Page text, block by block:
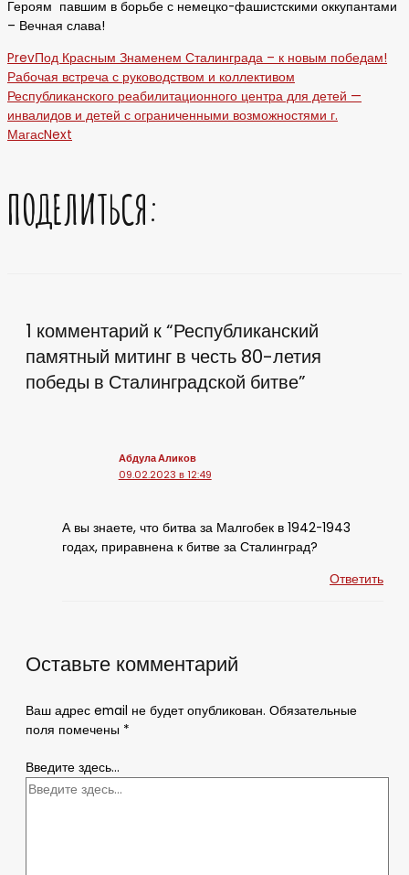
Героям павшим в борьбе с немецко-фашистскими оккупантами
– Вечная слава!
PrevПод Красным Знаменем Сталинграда – к новым победам!
Рабочая встреча с руководством и коллективом
Республиканского реабилитационного центра для детей —
инвалидов и детей с ограниченными возможностями г.
МагасNext
ПОДЕЛИТЬСЯ:
1 комментарий к “Республиканский
памятный митинг в честь 80-летия
победы в Сталинградской битве”
Абдула Аликов
09.02.2023 в 12:49
А вы знаете, что битва за Малгобек в 1942-1943
годах, приравнена к битве за Сталинград?
Ответить
Оставьте комментарий
Ваш адрес email не будет опубликован. Обязательные
поля помечены *
Введите здесь...